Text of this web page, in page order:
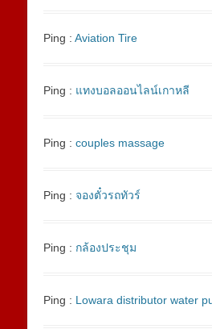
Ping : Aviation Tire
Ping : แทงบอลออนไลน์เกาหลี
Ping : couples massage
Ping : จองตั๋วรถทัวร์
Ping : กล้องประชุม
Ping : Lowara distributor water